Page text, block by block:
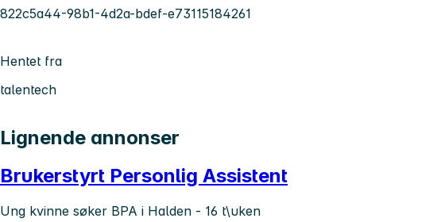
822c5a44-98b1-4d2a-bdef-e73115184261
Hentet fra
talentech
Lignende annonser
Brukerstyrt Personlig Assistent
Ung kvinne søker BPA i Halden - 16 t\uken